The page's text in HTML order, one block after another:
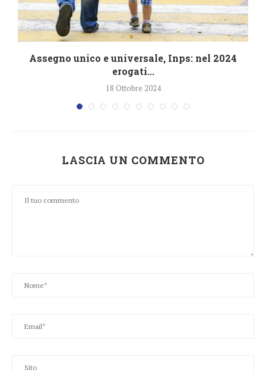
Assegno unico e universale, Inps: nel 2024
erogati...
18 Ottobre 2024
LASCIA UN COMMENTO